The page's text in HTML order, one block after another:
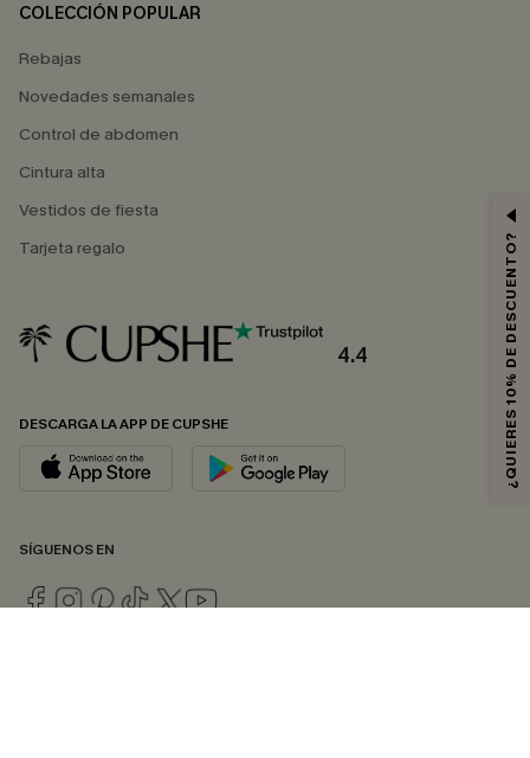
COLECCIÓN POPULAR
Rebajas
Novedades semanales
Control de abdomen
Cintura alta
Vestidos de fiesta
Tarjeta regalo
4.4
DESCARGA LA APP DE CUPSHE
SÍGUENOS EN
¿QUIERES 10% DE DESCUENTO?